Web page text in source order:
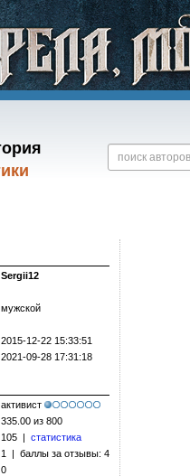
Sergii12
мужской
2015-12-22 15:33:51
2021-09-28 17:31:18
активист
335.00 из 800
105 | статистика
1 | баллы за отзывы: 4
0